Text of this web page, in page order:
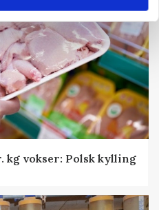
kg vokser: Polsk kylling